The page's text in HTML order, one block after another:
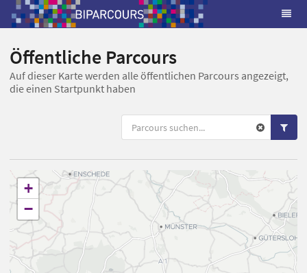
Öffentliche Parcours
Auf dieser Karte werden alle öffentlichen Parcours angezeigt,
die einen Startpunkt haben
+
−